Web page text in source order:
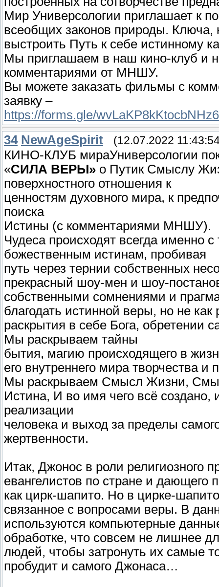
Мир Универсологии приглашает к
всеобщих законов природы.
выстроить Путь к себе истинному
Мы приглашаем в наш кино-клуб и
комментариями от МНШУ.
Вы можете заказать фильмы с
заявку –
https://forms.gle/wvLaKP8kKtocbNHz6
34 NewAgeSpirit (12.07.2022
КИНО-КЛУБ мираУниверсологии
«СИЛА ВЕРЫ» о Путик Смыслу
поверхностного отношения к
ценностям духовного мира, к
поиска
Истины (с комментариями МНШУ).
Чудеса происходят всегда именно
божественным истинам, пробивая
путь через тернии собственных
прекрасный шоу-мен и шоу-
собственными сомнениями и
благодать истинной веры, но не как
раскрытия в себе Бога, обретении
Мы раскрываем тайны
бытия, магию происходящего в
его внутреннего мира творчества и
Мы раскрываем Смысл Жизни,
Истина, И во имя чего всё
реализации
человека и выход за пределы
жертвенности.
Итак, Джонос в роли религиозного
евангелистов по стране и дающего
как цирк-шапито. Но в цирке-
связанное с вопросами веры. В
используются компьютерные
обработке, что совсем не лишнее
людей, чтобы затронуть их самые
пробудит и самого Джонаса…